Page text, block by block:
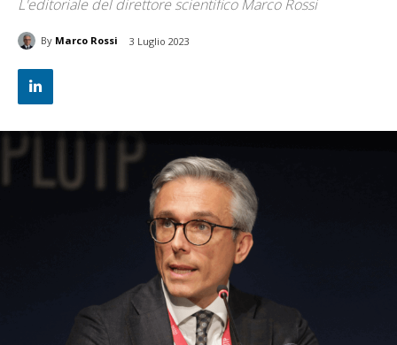
L'editoriale del direttore scientifico Marco Rossi
By Marco Rossi 3 Luglio 2023